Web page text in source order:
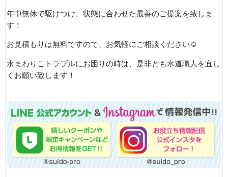
年中無休で駆けつけ、状態に合わせた最善のご提案を致しま
す！
お見積もりは無料ですので、お気軽にご相談ください ☺
水まわりこトラブルにお困りの時は、是非とも水道職人を宜し
くお願い致します！